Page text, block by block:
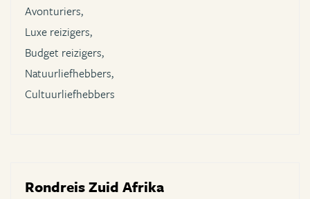
Avonturiers,
Luxe reizigers,
Budget reizigers,
Natuurliefhebbers,
Cultuurliefhebbers
Rondreis Zuid Afrika